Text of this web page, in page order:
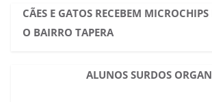
CÃES E GATOS RECEBEM MICROCHIPS
O BAIRRO TAPERA
ALUNOS SURDOS